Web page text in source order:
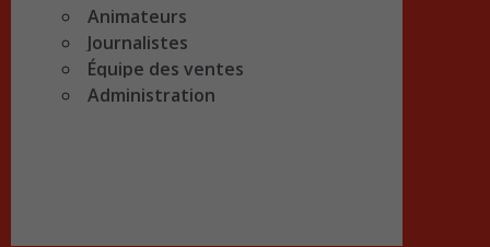
Animateurs
Journalistes
Équipe des ventes
Administration